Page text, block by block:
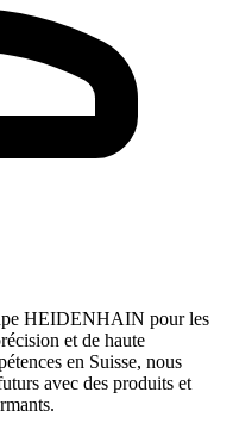
HEIDENHAIN pour les
et de haute
en Suisse, nous
avec des produits et